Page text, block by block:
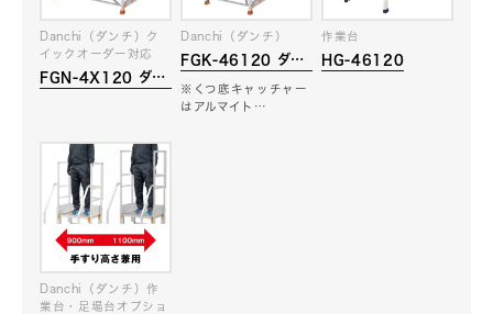
FGN-4X120 ダン
Danchi（ダンチ）ク
イックオーダー対応
FGK-46120 ダン
Danchi（ダンチ）
※くつ底キャッチャー
はアルマイト…
HG-46120
作業台
Danchi（ダンチ）作
業台・足場台オプショ